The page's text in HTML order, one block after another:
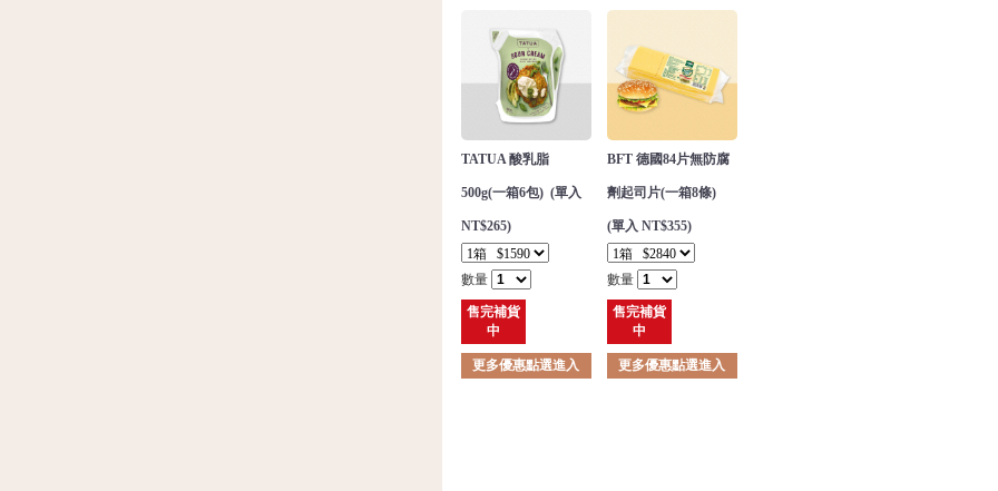
TATUA 酸乳脂
500g(一箱6包) (單入
NT$265)
數量
售完補貨
中
更多優惠點選進入
BFT 德國84片無防腐
劑起司片(一箱8條)
(單入 NT$355)
數量
售完補貨
中
更多優惠點選進入